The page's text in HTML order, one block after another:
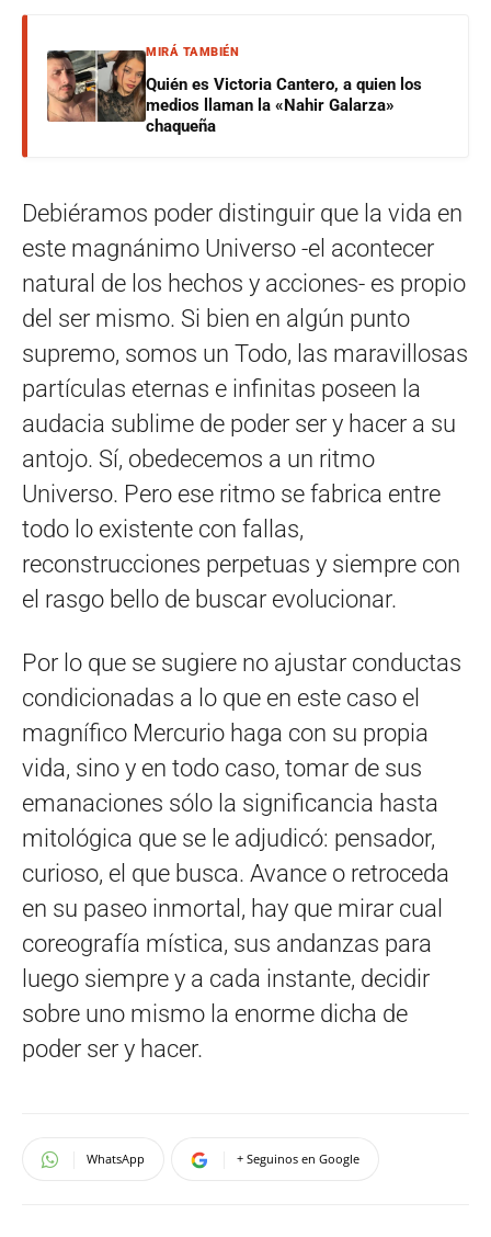
MIRÁ TAMBIÉN
Quién es Victoria Cantero, a quien los
medios llaman la «Nahir Galarza»
chaqueña
Debiéramos poder distinguir que la vida en
este magnánimo Universo -el acontecer
natural de los hechos y acciones- es propio
del ser mismo. Si bien en algún punto
supremo, somos un Todo, las maravillosas
partículas eternas e infinitas poseen la
audacia sublime de poder ser y hacer a su
antojo. Sí, obedecemos a un ritmo
Universo. Pero ese ritmo se fabrica entre
todo lo existente con fallas,
reconstrucciones perpetuas y siempre con
el rasgo bello de buscar evolucionar.
Por lo que se sugiere no ajustar conductas
condicionadas a lo que en este caso el
magnífico Mercurio haga con su propia
vida, sino y en todo caso, tomar de sus
emanaciones sólo la significancia hasta
mitológica que se le adjudicó: pensador,
curioso, el que busca. Avance o retroceda
en su paseo inmortal, hay que mirar cual
coreografía mística, sus andanzas para
luego siempre y a cada instante, decidir
sobre uno mismo la enorme dicha de
poder ser y hacer.
WhatsApp + Seguinos en Google